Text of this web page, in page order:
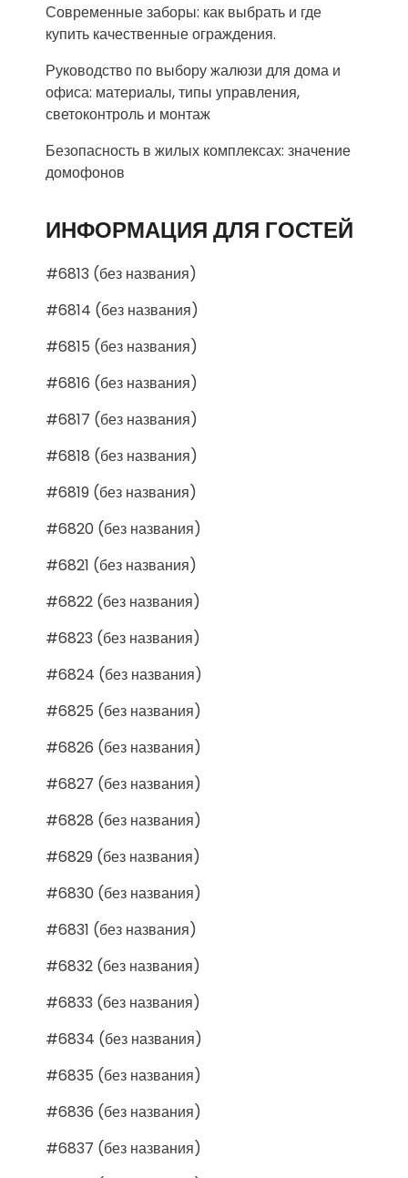
Современные заборы: как выбрать и где
купить качественные ограждения.
Руководство по выбору жалюзи для дома и
офиса: материалы, типы управления,
светоконтроль и монтаж
Безопасность в жилых комплексах: значение
домофонов
ИНФОРМАЦИЯ ДЛЯ ГОСТЕЙ
#6813 (без названия)
#6814 (без названия)
#6815 (без названия)
#6816 (без названия)
#6817 (без названия)
#6818 (без названия)
#6819 (без названия)
#6820 (без названия)
#6821 (без названия)
#6822 (без названия)
#6823 (без названия)
#6824 (без названия)
#6825 (без названия)
#6826 (без названия)
#6827 (без названия)
#6828 (без названия)
#6829 (без названия)
#6830 (без названия)
#6831 (без названия)
#6832 (без названия)
#6833 (без названия)
#6834 (без названия)
#6835 (без названия)
#6836 (без названия)
#6837 (без названия)